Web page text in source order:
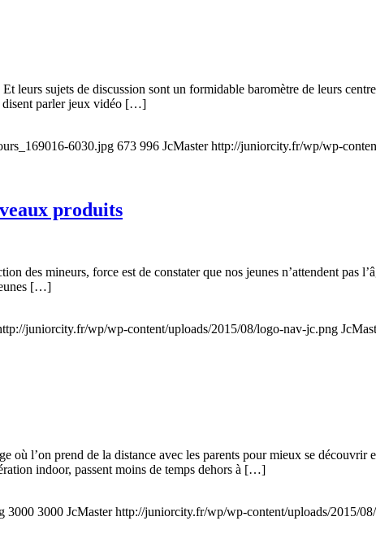
leurs sujets de discussion sont un formidable baromètre de leurs
disent parler jeux vidéo […]
6030.jpg 673 996 JcMaster http://juniorcity.fr/wp/wp-
produits
des mineurs, force est de constater que nos jeunes n’attendent pas
[…]
juniorcity.fr/wp/wp-content/uploads/2015/08/logo-nav-jc.png
où l’on prend de la distance avec les parents pour mieux se découvrir
indoor, passent moins de temps dehors à […]
3000 3000 JcMaster http://juniorcity.fr/wp/wp-content/uploads/2015/